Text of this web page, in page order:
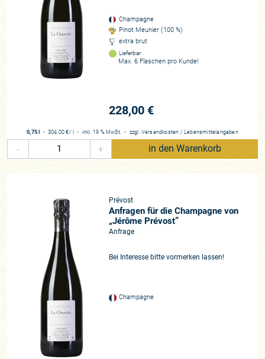
Champagne
Pinot Meunier (100 %)
extra brut
Lieferbar
Max. 6 Flaschen pro Kunde!
228,00 €
0,75 l ・ 304,00 € / l ・ inkl. 19 % MwSt. ・ zzgl. Versandkosten / Lebensmittelangaben
- + in den Warenkorb
Prévost
Anfragen für die Champagne von
„Jérôme Prévost”
Anfrage
Bei Interesse bitte vormerken lassen!
Champagne